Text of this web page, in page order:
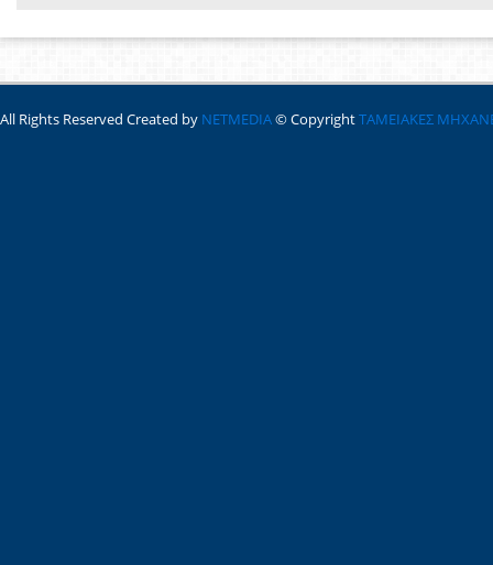
All Rights Reserved Created by NETMEDIA© CopyrightΤΑΜΕΙΑΚΕΣ